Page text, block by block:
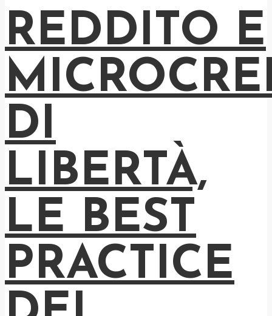
REDDITO E
DI
LIBERTÀ,
LE BEST
PRACTICE